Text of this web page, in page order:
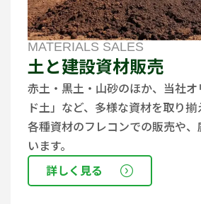
MATERIALS SALES
土と建設資材販売
赤土・黒土・山砂のほか、当社
ド土」など、多様な資材を取り揃
各種資材のフレコンでの販売や
います。
詳しく見る